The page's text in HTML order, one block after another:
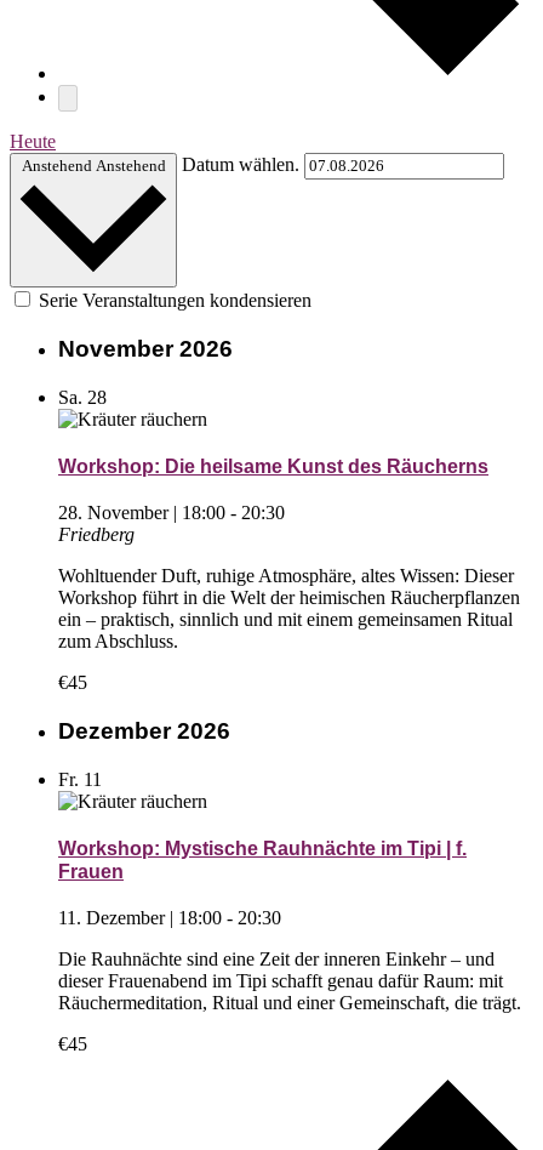
Heute
Anstehend Anstehend Datum wählen.
Serie Veranstaltungen kondensieren
November 2026
Sa. 28
Workshop: Die heilsame Kunst des Räucherns
28. November | 18:00 - 20:30
Friedberg
Wohltuender Duft, ruhige Atmosphäre, altes Wissen: Dieser
Workshop führt in die Welt der heimischen Räucherpflanzen
ein – praktisch, sinnlich und mit einem gemeinsamen Ritual
zum Abschluss.
€45
Dezember 2026
Fr. 11
Workshop: Mystische Rauhnächte im Tipi | f.
Frauen
11. Dezember | 18:00 - 20:30
Die Rauhnächte sind eine Zeit der inneren Einkehr – und
dieser Frauenabend im Tipi schafft genau dafür Raum: mit
Räuchermeditation, Ritual und einer Gemeinschaft, die trägt.
€45